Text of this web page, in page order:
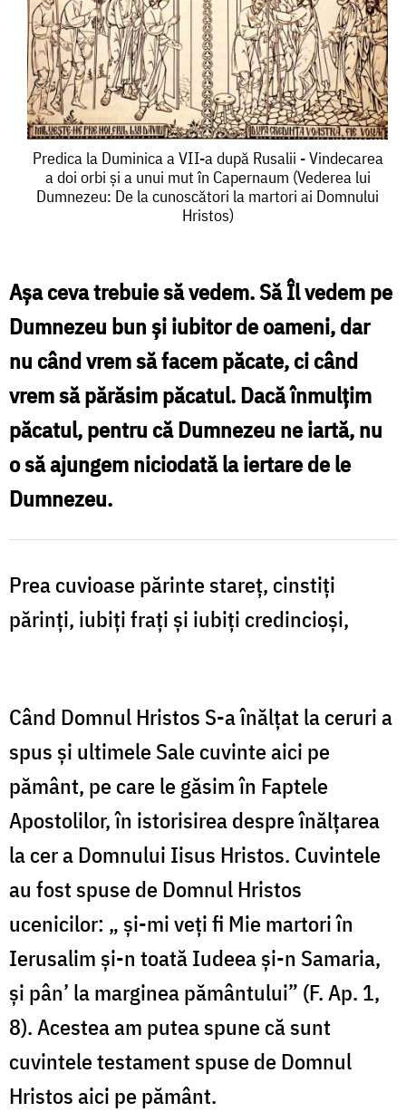
Predica
la
VII-
a
după
Rusalii
-
Vindecarea
a
doi
orbi
a
unui
Capernaum
(Vederea
lui
Dumnezeu:
De
la
cunoscători
la
martori
ai
Domnului
Hristos)
Predica la Duminica a VII-a după Rusalii - Vindecarea
a doi orbi și a unui mut în Capernaum (Vederea lui
Dumnezeu: De la cunoscători la martori ai Domnului
Hristos)
Așa ceva trebuie să vedem. Să Îl vedem pe
Dumnezeu bun și iubitor de oameni, dar
nu când vrem să facem păcate, ci când
vrem să părăsim păcatul. Dacă înmulțim
păcatul, pentru că Dumnezeu ne iartă, nu
o să ajungem niciodată la iertare de le
Dumnezeu.
Prea cuvioase părinte stareț, cinstiți
părinți, iubiți frați și iubiți credincioși,
Când Domnul Hristos S-a înălțat la ceruri a
spus și ultimele Sale cuvinte aici pe
pământ, pe care le găsim în Faptele
Apostolilor, în istorisirea despre înălțarea
la cer a Domnului Iisus Hristos. Cuvintele
au fost spuse de Domnul Hristos
ucenicilor: „ și-mi veți fi Mie martori în
Ierusalim și-n toată Iudeea și-n Samaria,
și pân’ la marginea pământului” (F. Ap. 1,
8). Acestea am putea spune că sunt
cuvintele testament spuse de Domnul
Hristos aici pe pământ.